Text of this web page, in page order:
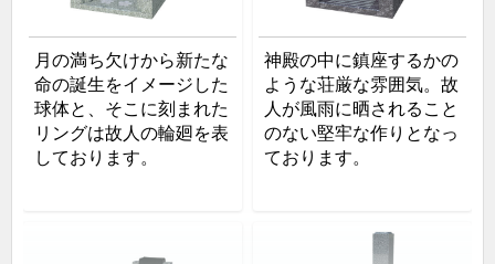
月の満ち欠けから新たな
命の誕生をイメージした
球体と、そこに刻まれた
リングは故人の輪廻を表
しております。
神殿の中に鎮座するかの
ような荘厳な雰囲気。故
人が風雨に晒されること
のない堅牢な作りとなっ
ております。